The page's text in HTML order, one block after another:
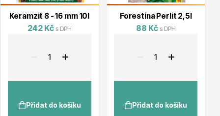
Keramzit 8 - 16 mm 10l
242 Kč s DPH
Přidat do košíku
Forestina Perlit 2,5l
88 Kč s DPH
Přidat do košíku